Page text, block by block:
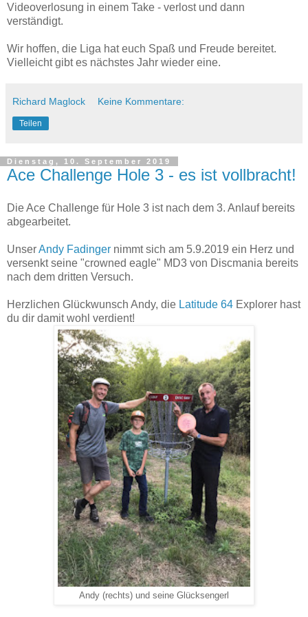
Videoverlosung in einem Take - verlost und dann
verständigt.
Wir hoffen, die Liga hat euch Spaß und Freude bereitet.
Vielleicht gibt es nächstes Jahr wieder eine.
Richard Maglock Keine Kommentare:
Teilen
Dienstag, 10. September 2019
Ace Challenge Hole 3 - es ist vollbracht!
Die Ace Challenge für Hole 3 ist nach dem 3. Anlauf bereits
abgearbeitet.
UnserAndy Fadinger nimmt sich am 5.9.2019 ein Herz und
versenkt seine "crowned eagle" MD3 von Discmania bereits
nach dem dritten Versuch.
Herzlichen Glückwunsch Andy, die Latitude 64 Explorer hast
du dir damit wohl verdient!
Andy (rechts) und seine Glücksengerl